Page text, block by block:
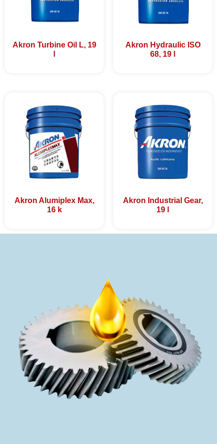
Akron Turbine Oil L, 19
Akron Hydraulic ISO
68, 19 l
Akron Alumiplex Max,
16 k
Akron Industrial Gear,
19 l